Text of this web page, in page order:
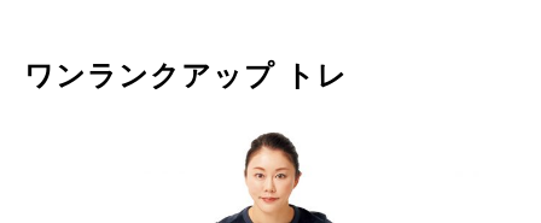
ワンランクアップ トレ